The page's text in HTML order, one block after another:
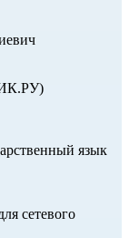
язык
сетевого